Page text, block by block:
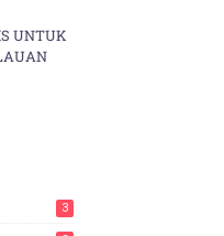
UNTUK
3